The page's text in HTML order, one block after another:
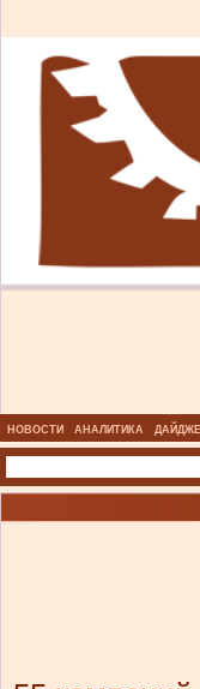
НОВОСТИ АНАЛИТИКА